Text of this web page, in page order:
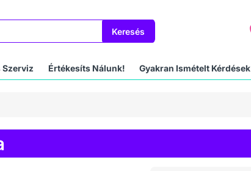
Keresés
Szerviz Értékesíts Nálunk! Gyakran Ismételt Kérdések